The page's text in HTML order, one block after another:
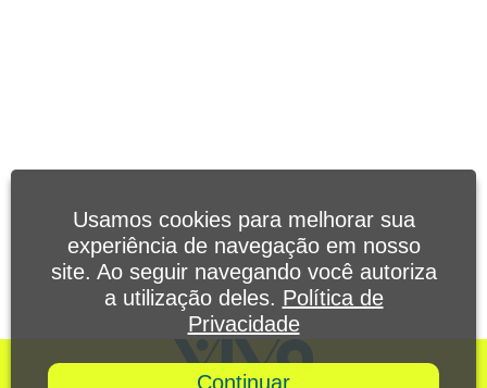
Usamos cookies para melhorar sua
experiência de navegação em nosso
site. Ao seguir navegando você autoriza
a utilização deles. Política de
Privacidade
Continuar